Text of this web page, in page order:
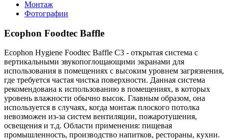
Монтаж
Фотографии
Ecophon Foodtec Baffle
Ecophon Hygiene Foodtec Baffle C3 - открытая система с
вертикальными звукопоглощающими экранами для
использования в помещениях с высоким уровнем загрязнения,
где требуется частая чистка поверхности. Данная система
рекомендована к использованию в помещениях, в которых
уровень влажности обычно высок. Главным образом, она
используется в случаях, когда монтаж плоского потолка
невозможен из-за систем вентиляции, пожаротушения,
освещения и т.д. Области применения: пищевая
промышленность, производство напитков, рестораны, кухни.